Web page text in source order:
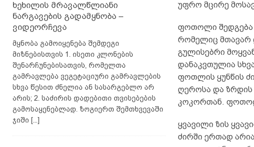
უფრო მცირე
ფოთოლი შედგება
რომელიც მთავარ
გულისებრი
დანაკვთულია
ფოთლის ყუნწის
ღეროსა და
კოკორთან.
ყვავილი ზის
ძირში ერთად
ხეხილის მრავალწლიანი
ნარგავების გადამყნობა –
ვიდეორჩევა
მყნობა გამოიყენება შემდეგი
მიზნებისთვის 1. ისეთი კლონების
შენარჩუნებისათვის, რომელთა
გამრავლება ვეგეტაციური გამრავლების
სხვა წესით ძნელია ან სასარგებლო არ
არის; 2. საძირის დადებითი თვისებების
გამოსაყენებლად. ზოგიერთ შემთხვევაში
ჯიში [...]